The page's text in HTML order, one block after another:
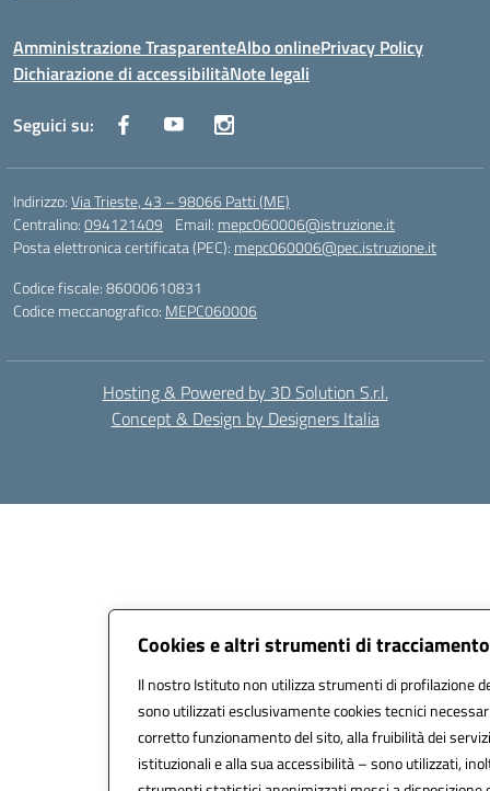
Cookies e altri strumenti di tracciamento
Il nostro Istituto non utilizza strumenti di profilazione
sono utilizzati esclusivamente cookies tecnici
corretto funzionamento del sito, alla fruibilità dei servizi
istituzionali e alla sua accessibilità – sono utilizzati,
Amministrazione TrasparenteAlbo onlinePrivacy Policy
Dichiarazione di accessibilitàNote legali
Seguici su:
Indirizzo:Via Trieste, 43 – 98066 Patti (ME)
Centralino:094121409 Email: mepc060006@istruzione.it
Posta elettronica certificata (PEC): mepc060006@pec.istruzione.it
Codice fiscale: 86000610831
Codice meccanografico: MEPC060006
Hosting & Powered by 3D Solution S.r.l.
Concept & Design by Designers Italia